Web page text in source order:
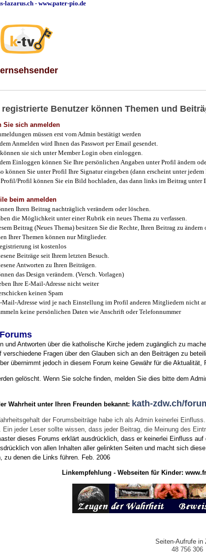
lazarus.ch - www.pater-pio.de
registrierte Benutzer können Themen und
Sie sich anmelden
müssen erst vom Admin bestätigt werden
Anmelden wird Ihnen das Passwort per Email gesendet.
sie sich unter Member Login oben einloggen.
Einloggen können Sie Ihre persönlichen Angaben unter Profil ändern
können Sie unter Profil Ihre Signatur eingeben (dann erscheint unter
Profil können Sie ein Bild hochladen, das dann links im Beitrag unter
beim anmelden
Ihren Beitrag nachträglich verändern oder löschen.
die Möglichkeit unter einer Rubrik ein neues Thema zu verfassen.
Beitrag (Neues Thema) besitzen Sie die Rechte, Ihren Beitrag zu ändern
Ihrer Themen können nur Mitglieder.
ist kostenlos
Beiträge seit Ihrem letzten Besuch.
Antworten zu Ihren Beiträgen.
das Design verändern. (Versch. Vorlagen)
Ihre E-Mail-Adresse nicht weiter
keinen Spam
Mail-Adresse wird je nach Einstellung im Profil anderen Mitgliedern nicht
keine persönlichen Daten wie Anschrift oder Telefonnummer
und Antworten über die katholische Kirche jedem zugänglich zu
Fragen über den Glauben sich an den Beiträgen zu
übernimmt jedoch in diesem Forum keine Gewähr für die
gelöscht. Wenn Sie solche finden, melden Sie dies bitte dem
Wahrheit unter Ihren Freunden bekannt: kath-zdw.ch/
der Forumsbeiträge habe ich als Admin keinerlei
jeder Leser sollte wissen, dass jeder Beitrag, die Meinung des
dieses Forums erklärt ausdrücklich, dass er keinerlei Einfluss
von allen Inhalten aller gelinkten Seiten und macht sich
zu denen die Links führen. Feb. 2006
Linkempfehlung - Webseiten für Kinder:
Seiten-Aufrufe in
48 756 306